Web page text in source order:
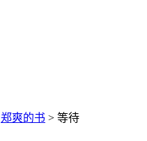
郑爽的书 > 等待